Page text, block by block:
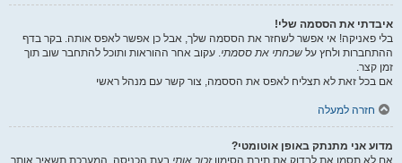
איבדתי את הססמה שלי!
בלי פאניקה! אי אפשר לשחזר את הססמה שלך, אבל כן אפשר לאפס אותה. בקר בדף
ההתחברות ולחץ על שכחתי את ססמתי. עקוב אחר ההוראות ותוכל להתחבר שוב תוך
זמן קצר.
אם בכל זאת לא תצליח לאפס את הססמה, צור קשר עם מנהל ראשי
חזרה למעלה
מדוע אני מתנתק באופן אוטומטי?
אם לא תסמן את לבדוק את תיבת הסימוןזכור אותי בעת הכניסה, המערכת תשאיר אותך